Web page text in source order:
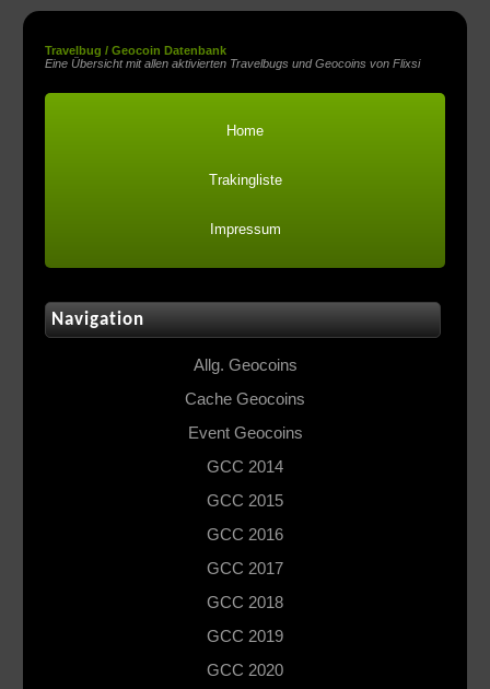
Travelbug / Geocoin Datenbank
Eine Übersicht mit allen aktivierten Travelbugs und Geocoins von Flixsi
Home
Trakingliste
Impressum
Navigation
Allg. Geocoins
Cache Geocoins
Event Geocoins
GCC 2014
GCC 2015
GCC 2016
GCC 2017
GCC 2018
GCC 2019
GCC 2020